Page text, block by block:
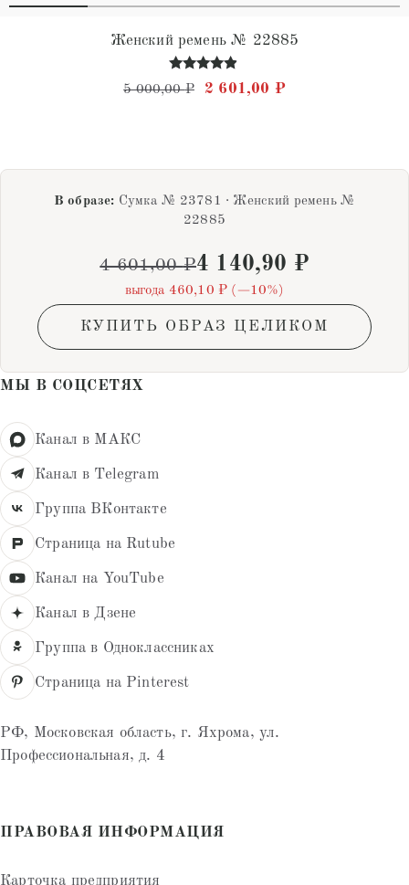
Женский ремень № 22885
Оценка
4.75
5 000,00₽ Первоначальная цена
2 601,00 ₽Текущая цена:
В образе: Сумка № 23781 · Женский ремень №
22885
4 601,00₽4 140,90 ₽
выгода 460,10 ₽ (−10%)
КУПИТЬ ОБРАЗ ЦЕЛИКОМ
МЫ В СОЦСЕТЯХ
Канал в МАКС
Канал в Telegram
Группа ВКонтакте
Страница на Rutube
Канал на YouTube
Канал в Дзене
Группа в Одноклассниках
Страница на Pinterest
РФ, Московская область, г. Яхрома, ул.
Профессиональная, д. 4
ПРАВОВАЯ ИНФОРМАЦИЯ
Карточка предприятия